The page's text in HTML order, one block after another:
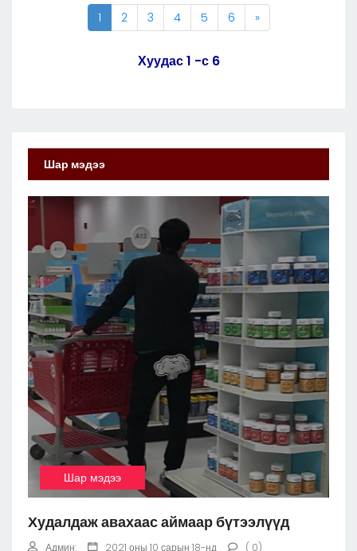
1 2 3 4 5 6 »
Хуудас 1 -с 6
Шар мэдээ
Шар мэдээ
Худалдаж авахаас аймаар бүтээлүүд
Админ: 2021 оны 10 сарын 18-нд ( 0)